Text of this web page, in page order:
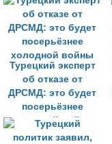
Турецкий эксперт
об отказе от
ДРСМД: это будет
посерьёзнее
холодной войны